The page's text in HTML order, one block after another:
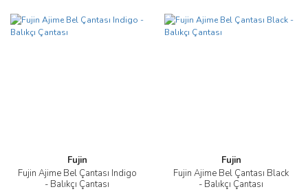
Fujin
Fujin Ajime Bel Çantası Indigo
- Balıkçı Çantası
Fujin
Fujin Ajime Bel Çantası Black
- Balıkçı Çantası